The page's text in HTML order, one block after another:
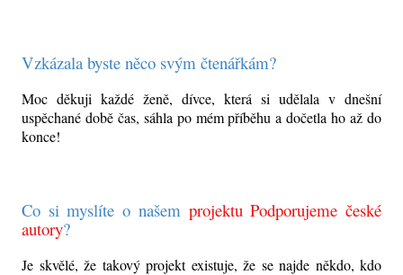
Vzkázala byste něco svým čtenářkám?
Moc děkuji každé ženě, dívce, která si udělala v dnešní
uspěchané době čas, sáhla po mém příběhu a dočetla ho až do
konce!
Co si myslíte o našem projektu Podporujeme české
autory?
Je skvělé, že takový projekt existuje, že se najde někdo, kdo